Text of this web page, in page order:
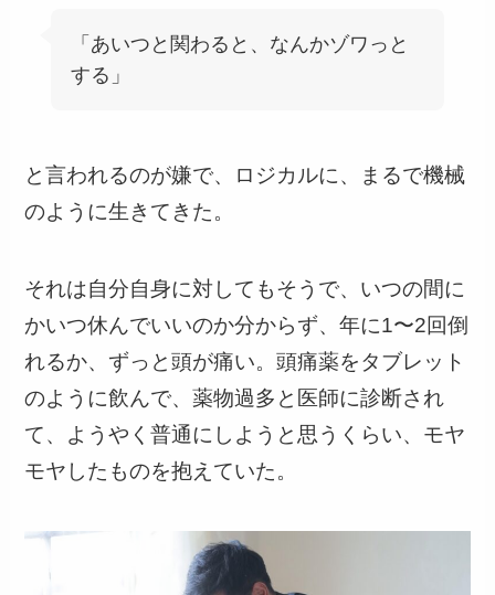
「あいつと関わると、なんかゾワっと
する」
と言われるのが嫌で、ロジカルに、まるで機械
のように生きてきた。
それは自分自身に対してもそうで、いつの間に
かいつ休んでいいのか分からず、年に1〜2回倒
れるか、ずっと頭が痛い。頭痛薬をタブレット
のように飲んで、薬物過多と医師に診断され
て、ようやく普通にしようと思うくらい、モヤ
モヤしたものを抱えていた。